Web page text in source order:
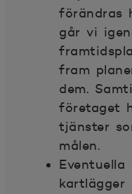
förändras
går vi
fram
dem.
företaget
tjänster
målen.
kartlägger